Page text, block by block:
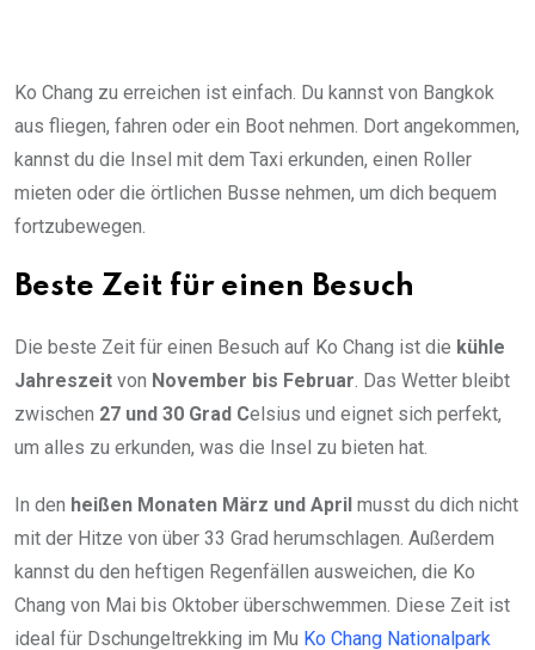
Ko Chang zu erreichen ist einfach. Du kannst von Bangkok
aus fliegen, fahren oder ein Boot nehmen. Dort angekommen,
kannst du die Insel mit dem Taxi erkunden, einen Roller
mieten oder die örtlichen Busse nehmen, um dich bequem
fortzubewegen.
Beste Zeit für einen Besuch
Die beste Zeit für einen Besuch auf Ko Chang ist die kühle
Jahreszeit von November bis Februar . Das Wetter bleibt
zwischen 27 und 30 Grad Celsius und eignet sich perfekt,
um alles zu erkunden, was die Insel zu bieten hat.
In den heißen Monaten März und April musst du dich nicht
mit der Hitze von über 33 Grad herumschlagen. Außerdem
kannst du den heftigen Regenfällen ausweichen, die Ko
Chang von Mai bis Oktober überschwemmen. Diese Zeit ist
ideal für Dschungeltrekking im Mu Ko Chang Nationalpark